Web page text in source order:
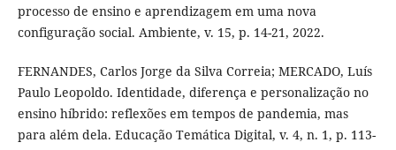
processo de ensino e aprendizagem em uma nova
configuração social. Ambiente, v. 15, p. 14-21, 2022.
FERNANDES, Carlos Jorge da Silva Correia; MERCADO, Luís
Paulo Leopoldo. Identidade, diferença e personalização no
ensino híbrido: reflexões em tempos de pandemia, mas
para além dela. Educação Temática Digital, v. 4, n. 1, p. 113-